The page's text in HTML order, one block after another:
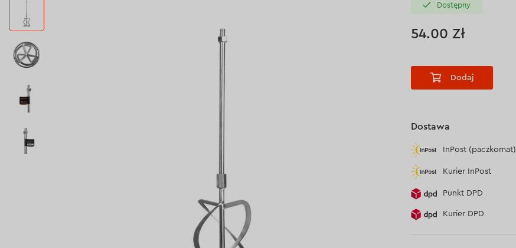
Dostępny
54.00 Zł
Dodaj
Dostawa
InPost (paczkomat)
Kurier InPost
Punkt DPD
Kurier DPD